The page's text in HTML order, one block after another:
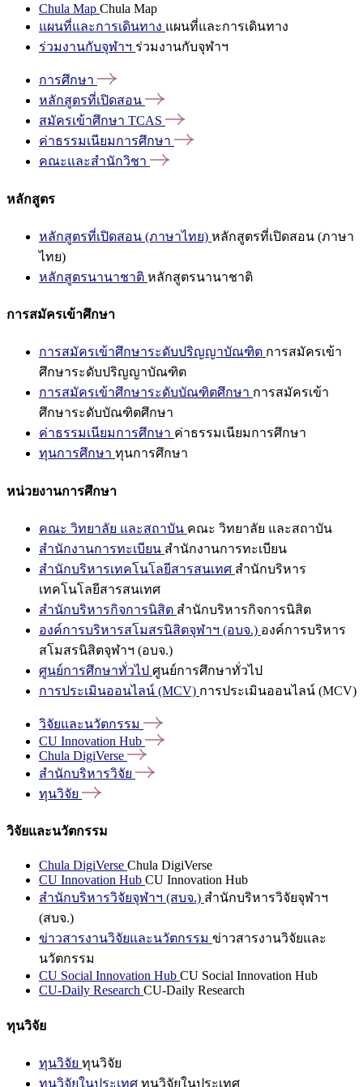
Chula Map Chula Map
แผนที่และการเดินทาง แผนที่และการเดินทาง
ร่วมงานกับจุฬาฯ ร่วมงานกับจุฬาฯ
การศึกษา
หลักสูตรที่เปิดสอน
สมัครเข้าศึกษา TCAS
ค่าธรรมเนียมการศึกษา
คณะและสำนักวิชา
หลักสูตร
หลักสูตรที่เปิดสอน (ภาษาไทย) หลักสูตรที่เปิดสอน (ภาษา
ไทย)
หลักสูตรนานาชาติ หลักสูตรนานาชาติ
การสมัครเข้าศึกษา
การสมัครเข้าศึกษาระดับปริญญาบัณฑิต การสมัครเข้า
ศึกษาระดับปริญญาบัณฑิต
การสมัครเข้าศึกษาระดับบัณฑิตศึกษา การสมัครเข้า
ศึกษาระดับบัณฑิตศึกษา
ค่าธรรมเนียมการศึกษา ค่าธรรมเนียมการศึกษา
ทุนการศึกษา ทุนการศึกษา
หน่วยงานการศึกษา
คณะ วิทยาลัย และสถาบัน คณะ วิทยาลัย และสถาบัน
สำนักงานการทะเบียน สำนักงานการทะเบียน
สำนักบริหารเทคโนโลยีสารสนเทศ สำนักบริหาร
เทคโนโลยีสารสนเทศ
สำนักบริหารกิจการนิสิต สำนักบริหารกิจการนิสิต
องค์การบริหารสโมสรนิสิตจุฬาฯ (อบจ.) องค์การบริหาร
สโมสรนิสิตจุฬาฯ (อบจ.)
ศูนย์การศึกษาทั่วไป ศูนย์การศึกษาทั่วไป
การประเมินออนไลน์ (MCV) การประเมินออนไลน์ (MCV)
วิจัยและนวัตกรรม
CU Innovation Hub
Chula DigiVerse
สำนักบริหารวิจัย
ทุนวิจัย
วิจัยและนวัตกรรม
Chula DigiVerse Chula DigiVerse
CU Innovation Hub CU Innovation Hub
สำนักบริหารวิจัยจุฬาฯ (สบจ.) สำนักบริหารวิจัยจุฬาฯ
(สบจ.)
ข่าวสารงานวิจัยและนวัตกรรม ข่าวสารงานวิจัยและ
นวัตกรรม
CU Social Innovation Hub CU Social Innovation Hub
CU-Daily Research CU-Daily Research
ทุนวิจัย
ทุนวิจัย ทุนวิจัย
ทุนวิจัยในประเทศ ทุนวิจัยในประเทศ